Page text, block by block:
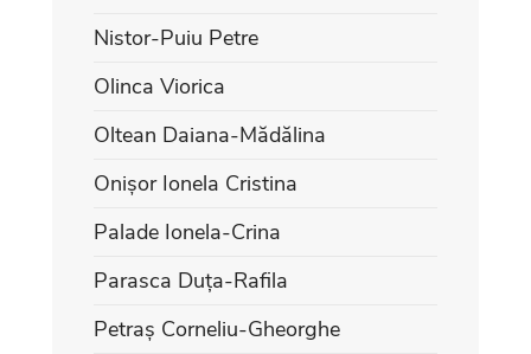
Nistor-Puiu Petre
Olinca Viorica
Oltean Daiana-Mădălina
Onișor Ionela Cristina
Palade Ionela-Crina
Parasca Duța-Rafila
Petraș Corneliu-Gheorghe